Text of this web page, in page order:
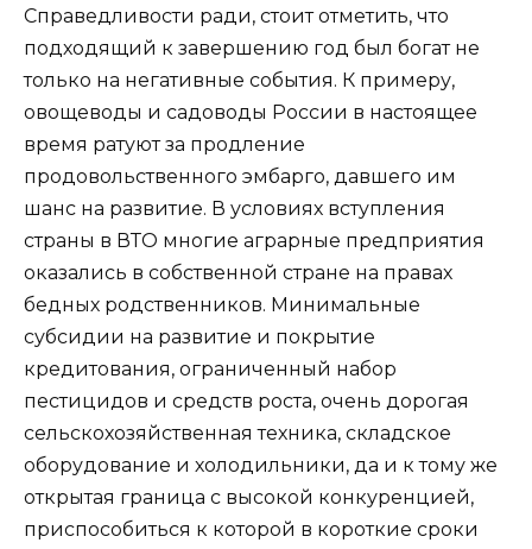
Справедливости ради, стоит отметить, что
подходящий к завершению год был богат не
только на негативные события. К примеру,
овощеводы и садоводы России в настоящее
время ратуют за продление
продовольственного эмбарго, давшего им
шанс на развитие. В условиях вступления
страны в ВТО многие аграрные предприятия
оказались в собственной стране на правах
бедных родственников. Минимальные
субсидии на развитие и покрытие
кредитования, ограниченный набор
пестицидов и средств роста, очень дорогая
сельскохозяйственная техника, складское
оборудование и холодильники, да и к тому же
открытая граница с высокой конкуренцией,
приспособиться к которой в короткие сроки